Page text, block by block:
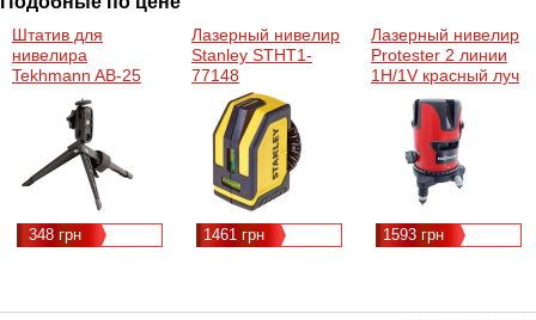
Штатив для
нивелира
Tekhmann AB-25
348 грн
Лазерный нивелир
Stanley STHT1-
77148
1461 грн
Лазерный нивелир
Protester 2 линии
1H/1V красный луч
(LL602R)
1593 грн